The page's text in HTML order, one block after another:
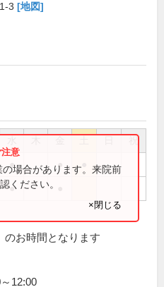
3 [地図]
祝
● ●
●
場合があります。来院前
ください。
×閉じる
のお時間となります
12:00